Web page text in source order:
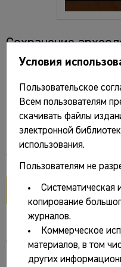
Сохранение
раскопки и
исследований. Т.
Мастыкова. М.: ИА
Файлы и ссылки
открыть PDF
Основные сведения
Условия
Пользовательское
Всем пользователям
скачивать файлы
электронной
использования.
Пользователям не
Систематическая
копирование
журналов.
Коммерческое
материалов, в том
других